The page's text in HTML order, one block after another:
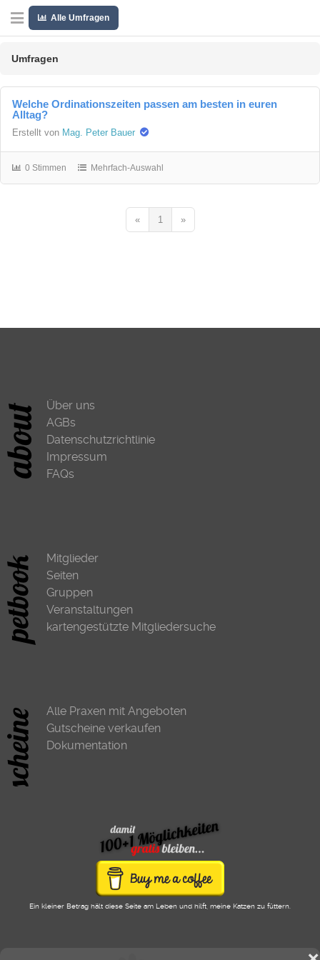
Alle Umfragen
Umfragen
Welche Ordinationszeiten passen am besten in euren
Alltag?
Erstellt von Mag. Peter Bauer
0 Stimmen Mehrfach-Auswahl
« 1 »
Über uns
AGBs
Datenschutzrichtlinie
Impressum
FAQs
Mitglieder
Seiten
Gruppen
Veranstaltungen
kartengestützte Mitgliedersuche
Alle Praxen mit Angeboten
Gutscheine verkaufen
Dokumentation
Ein kleiner Betrag hält diese Seite am Leben und hilft, meine Katzen zu füttern.